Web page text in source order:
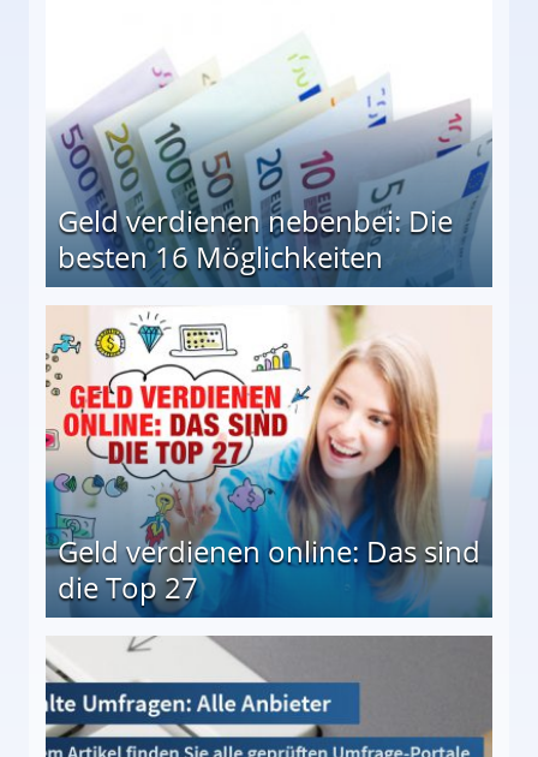
Geld verdienen nebenbei: Die
besten 16 Möglichkeiten
Geld verdienen online: Das sind
die Top 27